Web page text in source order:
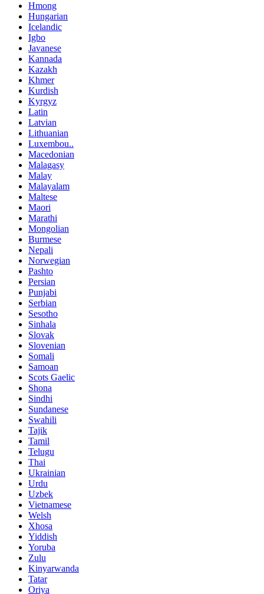
Hmong
Hungarian
Icelandic
Igbo
Javanese
Kannada
Kazakh
Khmer
Kurdish
Kyrgyz
Latin
Latvian
Lithuanian
Luxembou..
Macedonian
Malagasy
Malay
Malayalam
Maltese
Maori
Marathi
Mongolian
Burmese
Nepali
Norwegian
Pashto
Persian
Punjabi
Serbian
Sesotho
Sinhala
Slovak
Slovenian
Somali
Samoan
Scots Gaelic
Shona
Sindhi
Sundanese
Swahili
Tajik
Tamil
Telugu
Thai
Ukrainian
Urdu
Uzbek
Vietnamese
Welsh
Xhosa
Yiddish
Yoruba
Zulu
Kinyarwanda
Tatar
Oriya